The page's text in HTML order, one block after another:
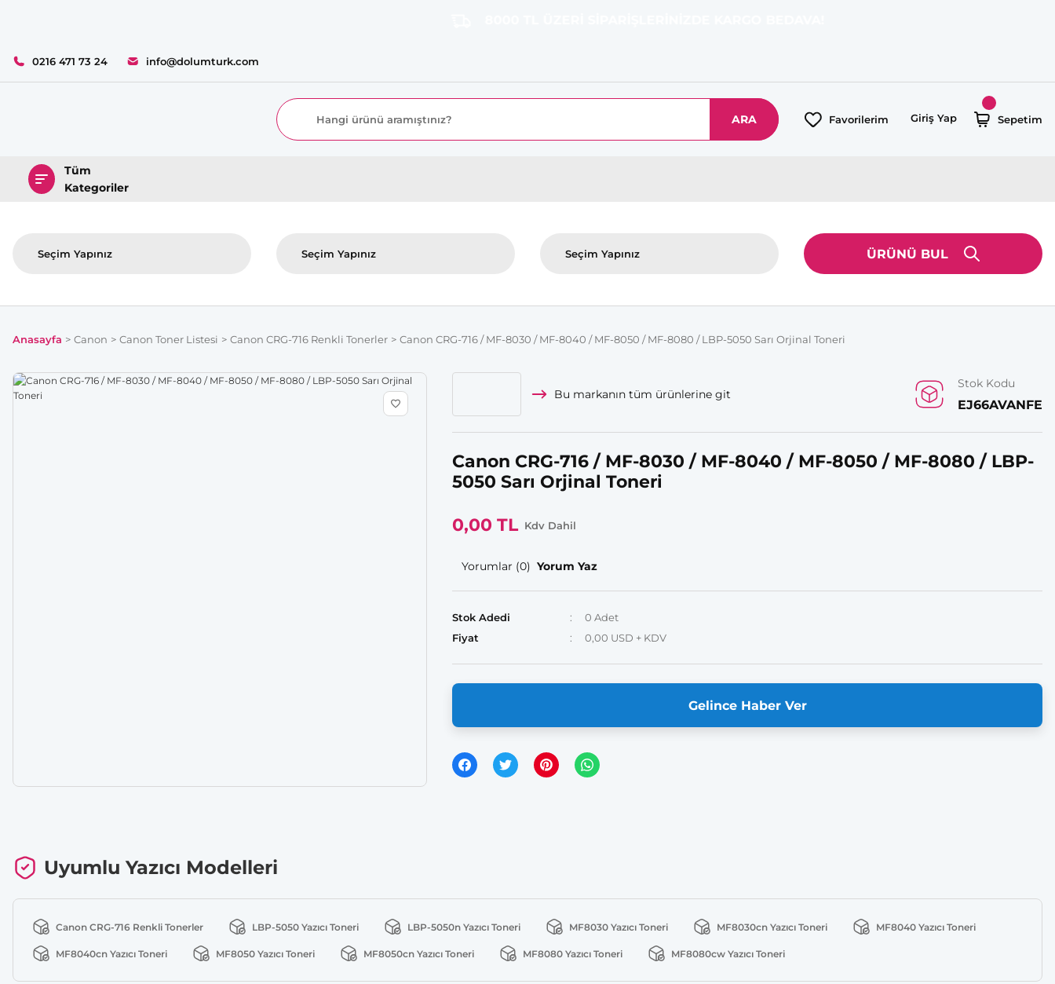
0216 471 73 24 info@dolumturk.com
ARA Favorilerim Giriş Yap Sepetim
Tüm
Kategoriler
ÜRÜNÜ BUL
Anasayfa Canon Canon Toner Listesi Canon CRG-716 Renkli Tonerler Canon CRG-716 / MF-8030 / MF-8040 / MF-8050 / MF-8080 / LBP-5050 Sarı Orjinal Toneri
Bu markanın tüm ürünlerine git
Stok Kodu
EJ66AVANFE
Canon CRG-716 / MF-8030 / MF-8040 / MF-8050 / MF-8080 / LBP-
5050 Sarı Orjinal Toneri
0,00 TL Kdv Dahil
Yorumlar (0) Yorum Yaz
Stok Adedi
0 Adet
Fiyat
0,00 USD + KDV
Gelince Haber Ver
Uyumlu Yazıcı Modelleri
Canon CRG-716 Renkli Tonerler LBP-5050 Yazıcı Toneri LBP-5050n Yazıcı Toneri MF8030 Yazıcı Toneri MF8030cn Yazıcı Toneri MF8040 Yazıcı Toneri
MF8040cn Yazıcı Toneri MF8050 Yazıcı Toneri MF8050cn Yazıcı Toneri MF8080 Yazıcı Toneri MF8080cw Yazıcı Toneri